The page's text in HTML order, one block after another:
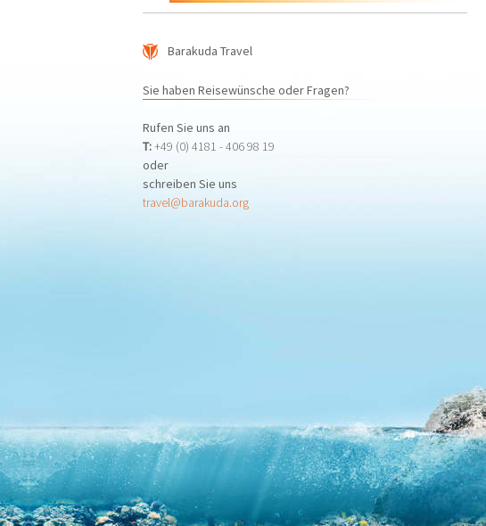
Barakuda Travel
Sie haben Reisewünsche oder Fragen?
Rufen Sie uns an
T:+49 (0) 4181 - 406 98 19
oder
schreiben Sie uns
travel@barakuda.org